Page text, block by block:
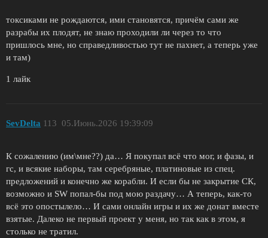
токсиками не рождаются, ими становятся, причём сами же
разрабы их плодят, не знаю проходили ли через то что
пришлось мне, но справедливостью тут не пахнет, а теперь уже
и там)
1 лайк
SevDelta 05.Июнь.2026 19:39:09
113
К сожалению (им\мне??) да… Я покупал всё что мог, и фазы, и
гс, и всякие наборы, там серебряные, платиновые из спец.
предложений и конечно же корабли. И если бы не закрытие СК,
возможно и SW попал-бы под мою раздачу… А теперь, как-то
всё это опостылело… И сами онлайн игры и их же донат вместе
взятые. Далеко не первый проект у меня, но так как в этом, я
столько не тратил.